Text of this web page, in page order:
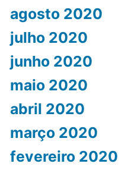
agosto 2020
julho 2020
junho 2020
maio 2020
abril 2020
março 2020
fevereiro 2020